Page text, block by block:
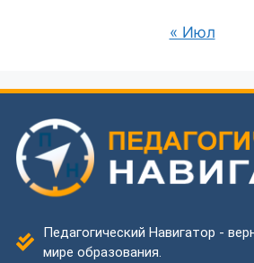
« Июл
Педагогический Навигатор -
мире образования.